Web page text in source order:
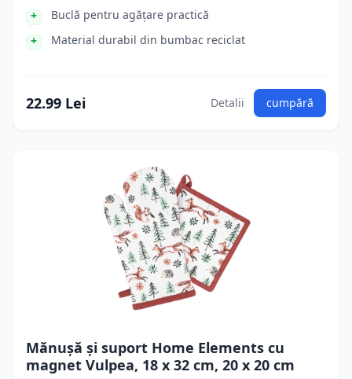
Buclă pentru agățare practică
Material durabil din bumbac reciclat
22.99 Lei Detalii cumpără
Mănușă și suport Home Elements cu
magnet Vulpea, 18 x 32 cm, 20 x 20 cm